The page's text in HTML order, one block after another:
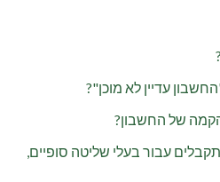
עדיין לא מוכן"?
של החשבון?
עבור בעלי שליטה סופיים,